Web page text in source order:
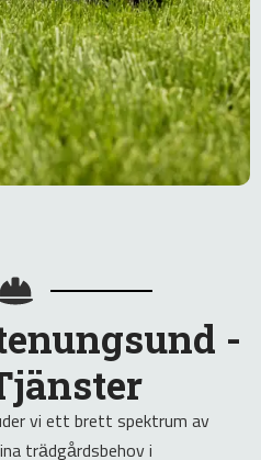
-
vi ett brett spektrum av
trädgårdsbehov i